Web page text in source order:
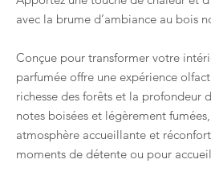
avec la brume d’ambiance au bois
Conçue pour transformer votre
parfumée offre une expérience
richesse des forêts et la profondeur
notes boisées et légèrement
atmosphère accueillante et
moments de détente ou pour